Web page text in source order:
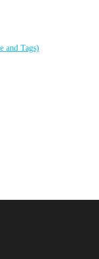
Tags)